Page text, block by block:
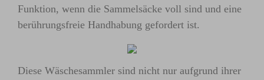
Funktion, wenn die Sammelsäcke voll sind und eine
berührungsfreie Handhabung gefordert ist.
Diese Wäschesammler sind nicht nur aufgrund ihrer